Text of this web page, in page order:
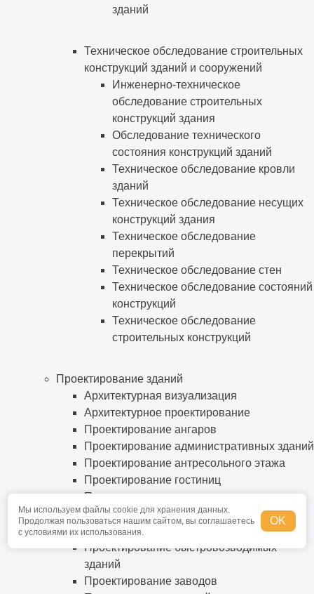
Мы используем файлы cookie для хранения данных.
Продолжая пользоваться нашим сайтом, вы соглашаетесь
с условиями их использования.
OK
зданий
Техническое обследование строительных
конструкций зданий и сооружений
Инженерно-техническое
обследование строительных
конструкций здания
Обследование технического
состояния конструкций зданий
Техническое обследование кровли
зданий
Техническое обследование несущих
конструкций здания
Техническое обследование
перекрытий
Техническое обследование стен
Техническое обследование состояний
конструкций
Техническое обследование
строительных конструкций
Проектирование зданий
Архитектурная визуализация
Архитектурное проектирование
Проектирование ангаров
Проектирование административных зданий
Проектирование антресольного этажа
Проектирование гостиниц
Проектирование детских садов
Проектирование железобетонных
конструкций
Проектирование быстровозводимых
зданий
Проектирование заводов